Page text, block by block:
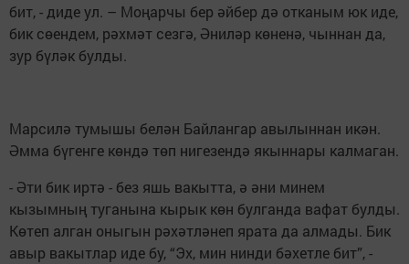
бит, - диде ул. – Моңарчы бер әйбер дә отканым юк иде,
бик сөендем, рәхмәт сезгә, Әниләр көненә, чыннан да,
зур бүләк булды.
Марсилә тумышы белән Байлангар авылыннан икән.
Әмма бүгенге көндә төп нигезендә якыннары калмаган.
- Әти бик иртә - без яшь вакытта, ә әни минем
кызымның туганына кырык көн булганда вафат булды.
Көтеп алган оныгын рәхәтләнеп ярата да алмады. Бик
авыр вакытлар иде бу, “Эх, мин нинди бәхетле бит”, -